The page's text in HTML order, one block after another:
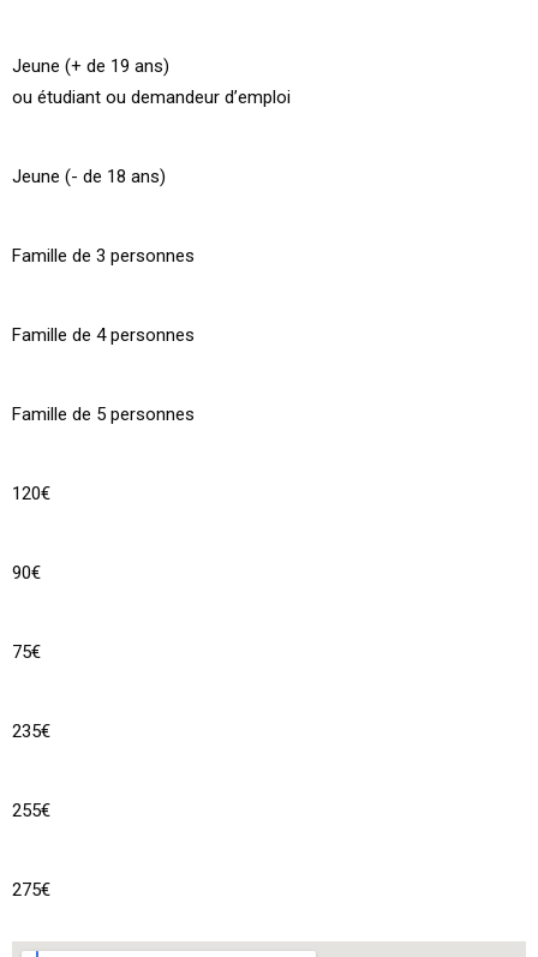
Jeune (+ de 19 ans)
ou étudiant ou demandeur d’emploi
Jeune (- de 18 ans)
Famille de 3 personnes
Famille de 4 personnes
Famille de 5 personnes
120€
90€
75€
235€
255€
275€